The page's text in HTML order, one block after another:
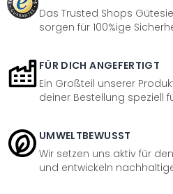
Das Trusted Shops
sorgen für 100%ige
FÜR DICH ANGEFERTIGT
Ein Großteil unserer
deiner Bestellung speziell
UMWELTBEWUSST
Wir setzen uns aktiv für
und entwickeln